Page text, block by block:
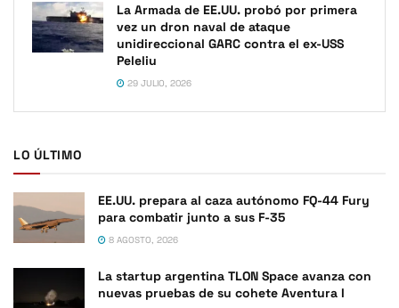
La Armada de EE.UU. probó por primera
vez un dron naval de ataque
unidireccional GARC contra el ex-USS
Peleliu
29 JULIO, 2026
LO ÚLTIMO
EE.UU. prepara al caza autónomo FQ-44 Fury
para combatir junto a sus F-35
8 AGOSTO, 2026
La startup argentina TLON Space avanza con
nuevas pruebas de su cohete Aventura I